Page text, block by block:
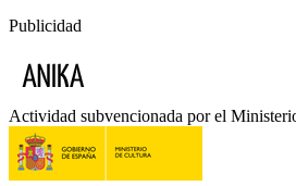
Publicidad
Actividad subvencionada por el